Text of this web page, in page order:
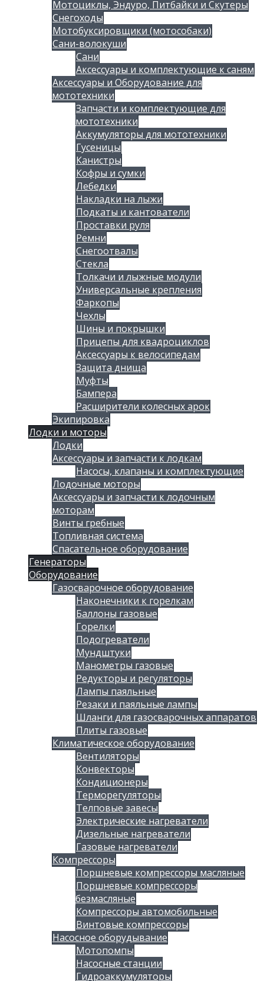
Мотоциклы, Эндуро, Питбайки и Скутеры
Снегоходы
Мотобуксировщики (мотособаки)
Сани-волокуши
Сани
Аксессуары и комплектующие к саням
Аксессуары и Оборудование для
мототехники
Запчасти и комплектующие для
мототехники
Аккумуляторы для мототехники
Гусеницы
Канистры
Кофры и сумки
Лебедки
Накладки на лыжи
Подкаты и кантователи
Проставки руля
Ремни
Снегоотвалы
Стекла
Толкачи и лыжные модули
Универсальные крепления
Фаркопы
Чехлы
Шины и покрышки
Прицепы для квадроциклов
Аксессуары к велосипедам
Защита днища
Муфты
Бампера
Расширители колесных арок
Экипировка
Лодки и моторы
Лодки
Аксессуары и запчасти к лодкам
Насосы, клапаны и комплектующие
Лодочные моторы
Аксессуары и запчасти к лодочным
моторам
Винты гребные
Топливная система
Спасательное оборудование
Генераторы
Оборудование
Газосварочное оборудование
Наконечники к горелкам
Баллоны газовые
Горелки
Подогреватели
Мундштуки
Манометры газовые
Редукторы и регуляторы
Лампы паяльные
Резаки и паяльные лампы
Шланги для газосварочных аппаратов
Плиты газовые
Климатическое оборудование
Вентиляторы
Конвекторы
Кондиционеры
Терморегуляторы
Телповые завесы
Электрические нагреватели
Дизельные нагреватели
Газовые нагреватели
Компрессоры
Поршневые компрессоры масляные
Поршневые компрессоры
безмасляные
Компрессоры автомобильные
Винтовые компрессоры
Насосное оборудывание
Мотопомпы
Насосные станции
Гидроаккумуляторы